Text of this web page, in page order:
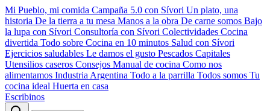
Mi Pueblo, mi comida Campaña 5.0 con Sívori Un plato, una
historia De la tierra a tu mesa Manos a la obra De carne somos Bajo
la lupa con Sívori Consultoría con Sívori Colectividades Cocina
divertida Todo sobre Cocina en 10 minutos Salud con Sívori
Ejercicios saludables Le damos el gusto Pescados Capitales
Utensilios caseros Consejos Manual de cocina Como nos
alimentamos Industria Argentina Todo a la parrilla Todos somos Tu
cocina ideal Huerta en casa
Escribinos